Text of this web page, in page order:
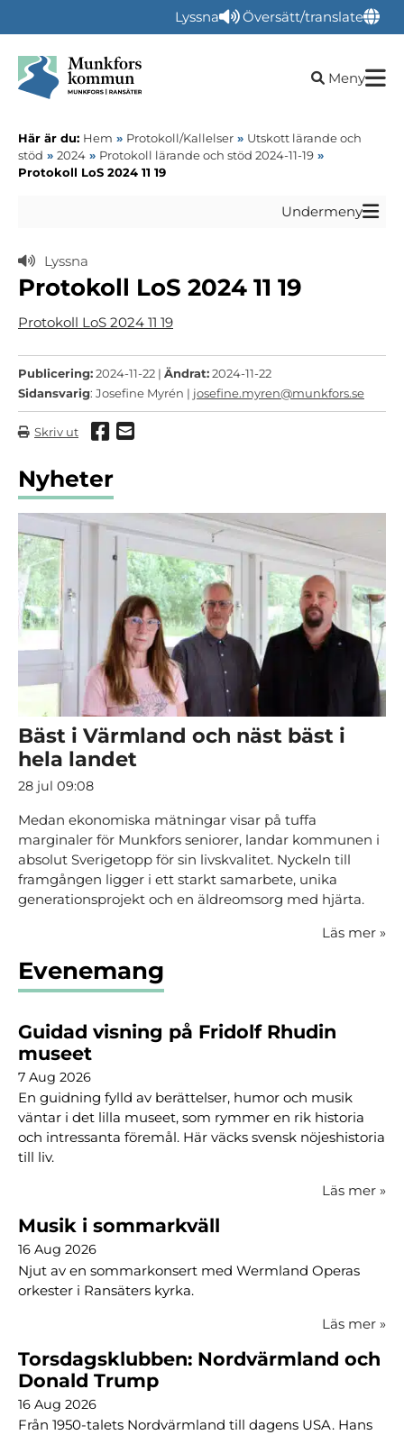
Lyssna Översätt/translate
Öppna
Meny
Här är du: Hem » Protokoll/Kallelser » Utskott lärande och
stöd » 2024 » Protokoll lärande och stöd 2024-11-19 »
Protokoll LoS 2024 11 19
Undermeny
Lyssna
Protokoll LoS 2024 11 19
Protokoll LoS 2024 11 19
Publicering:2024-11-22 | Ändrat:2024-11-22
Sidansvarig: Josefine Myrén | josefine.myren@munkfors.se
Skriv ut Dela via Facebook
Dela via mail
Nyheter
Bäst i Värmland och näst bäst i
hela landet
28 jul 09:08
Medan ekonomiska mätningar visar på tuffa
marginaler för Munkfors seniorer, landar kommunen i
absolut Sverigetopp för sin livskvalitet. Nyckeln till
framgången ligger i ett starkt samarbete, unika
generationsprojekt och en äldreomsorg med hjärta.
Läs mer »
Evenemang
Guidad visning på Fridolf Rhudin
museet
7 Aug 2026
En guidning fylld av berättelser, humor och musik
väntar i det lilla museet, som rymmer en rik historia
och intressanta föremål. Här väcks svensk nöjeshistoria
till liv.
Läs mer »
Musik i sommarkväll
16 Aug 2026
Njut av en sommarkonsert med Wermland Operas
orkester i Ransäters kyrka.
Läs mer »
Torsdagsklubben: Nordvärmland och
Donald Trump
16 Aug 2026
Från 1950-talets Nordvärmland till dagens USA. Hans